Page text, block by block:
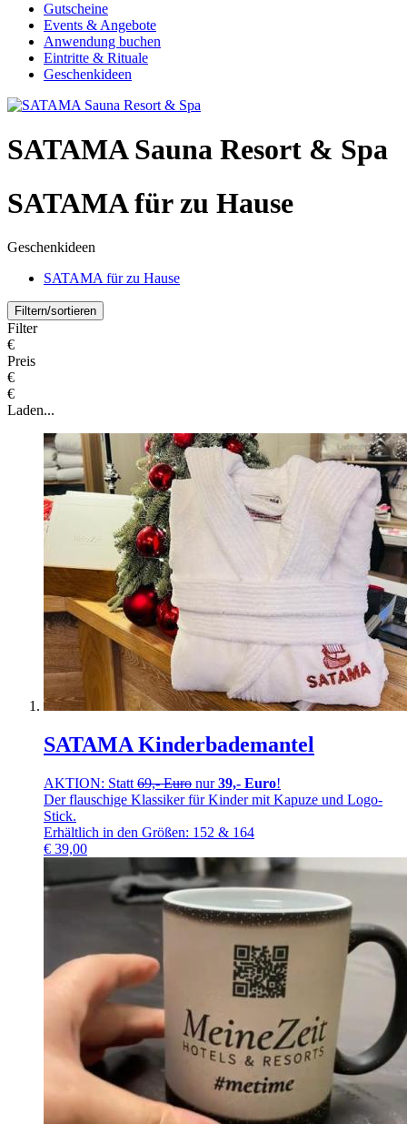
Gutscheine
Events & Angebote
Anwendung buchen
Eintritte & Rituale
Geschenkideen
SATAMA Sauna Resort & Spa
SATAMA für zu Hause
Geschenkideen
SATAMA für zu Hause
Filtern/sortieren
Filter
€
Preis
€
€
Laden...
SATAMA Kinderbademantel
AKTION: Statt 69,- Euro nur39,- Euro!
Der flauschige Klassiker für Kinder mit Kapuze und Logo-
Stick.
Erhältlich in den Größen: 152 & 164
€ 39,00